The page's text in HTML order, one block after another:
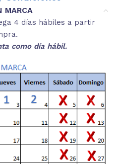
4 días hábiles a partir
como día hábil.